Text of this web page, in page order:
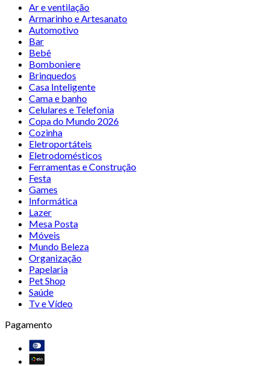
Ar e ventilação
Armarinho e Artesanato
Automotivo
Bar
Bebê
Bomboniere
Brinquedos
Casa Inteligente
Cama e banho
Celulares e Telefonia
Copa do Mundo 2026
Cozinha
Eletroportáteis
Eletrodomésticos
Ferramentas e Construção
Festa
Games
Informática
Lazer
Mesa Posta
Móveis
Mundo Beleza
Organização
Papelaria
Pet Shop
Saúde
Tv e Vídeo
Pagamento